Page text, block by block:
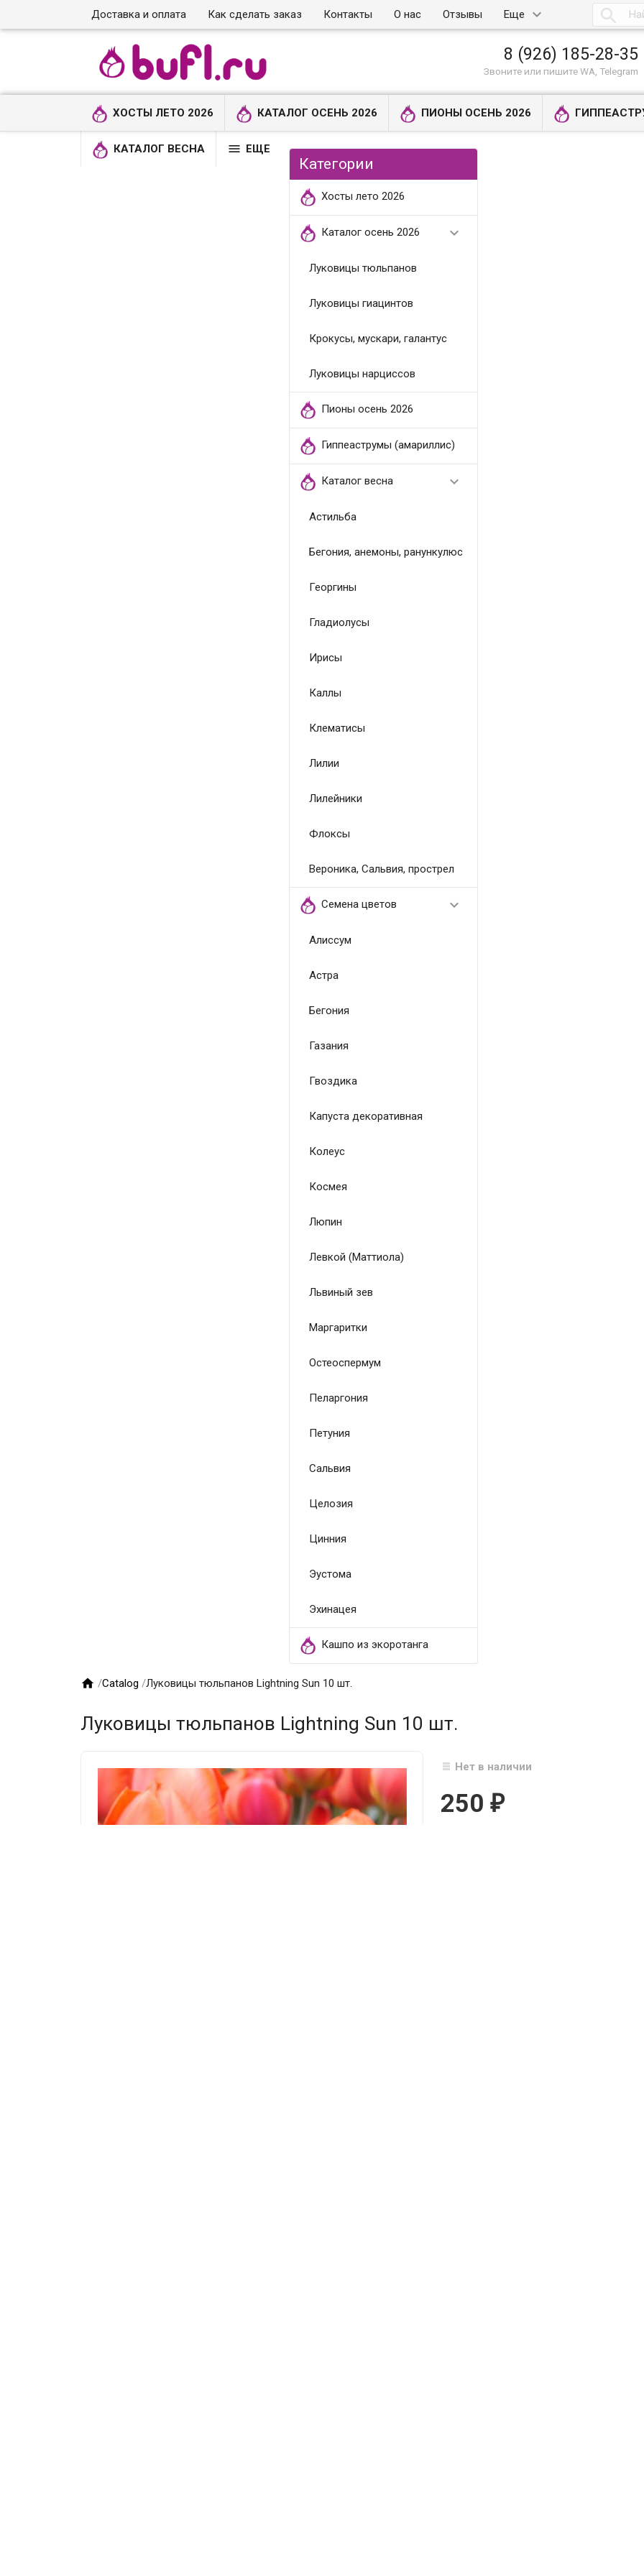
Доставка и оплата Как сделать заказ Контакты О нас Отзывы Еще 
8 (926) 185-28-35
Звоните или пишите WA, Telegram
ХОСТЫ ЛЕТО 2026 КАТАЛОГ ОСЕНЬ 2026 ПИОНЫ ОСЕНЬ 2026
КАТАЛОГ ВЕСНА  ЕЩЕ
Категории
Хосты лето 2026
Каталог осень 2026 
Луковицы тюльпанов
Луковицы гиацинтов
Крокусы, мускари, галантус
Луковицы нарциссов
Пионы осень 2026
Гиппеаструмы (амариллис)
Каталог весна 
Астильба
Бегония, анемоны, ранункулюс
Георгины
Гладиолусы
Ирисы
Каллы
Клематисы
Лилии
Лилейники
Флоксы
Вероника, Сальвия, прострел
Семена цветов 
Алиссум
Астра
Бегония
Газания
Гвоздика
Капуста декоративная
Колеус
Космея
Люпин
Левкой (Маттиола)
Львиный зев
Маргаритки
Остеоспермум
Пеларгония
Петуния
Сальвия
Целозия
Цинния
Эустома
Эхинацея
Кашпо из экоротанга
 /Catalog /Луковицы тюльпанов Lightning Sun 10 шт.
Луковицы тюльпанов Lightning Sun 10 шт.
Нет в наличии
250 ₽